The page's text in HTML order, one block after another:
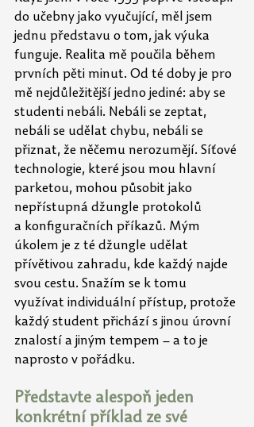
do učebny jako vyučující, měl jsem
jednu představu o tom, jak výuka
funguje. Realita mě poučila během
prvních pěti minut. Od té doby je pro
mě nejdůležitější jedno jediné: aby se
studenti nebáli. Nebáli se zeptat,
nebáli se udělat chybu, nebáli se
přiznat, že něčemu nerozumějí. Síťové
technologie, které jsou mou hlavní
parketou, mohou působit jako
nepřístupná džungle protokolů
a konfiguračních příkazů. Mým
úkolem je z té džungle udělat
přívětivou zahradu, kde každý najde
svou cestu. Snažím se k tomu
využívat individuální přístup, protože
každý student přichází s jinou úrovní
znalostí a jiným tempem – a to je
naprosto v pořádku.
Představte alespoň jeden
konkrétní příklad ze své